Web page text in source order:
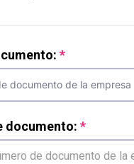
documento: